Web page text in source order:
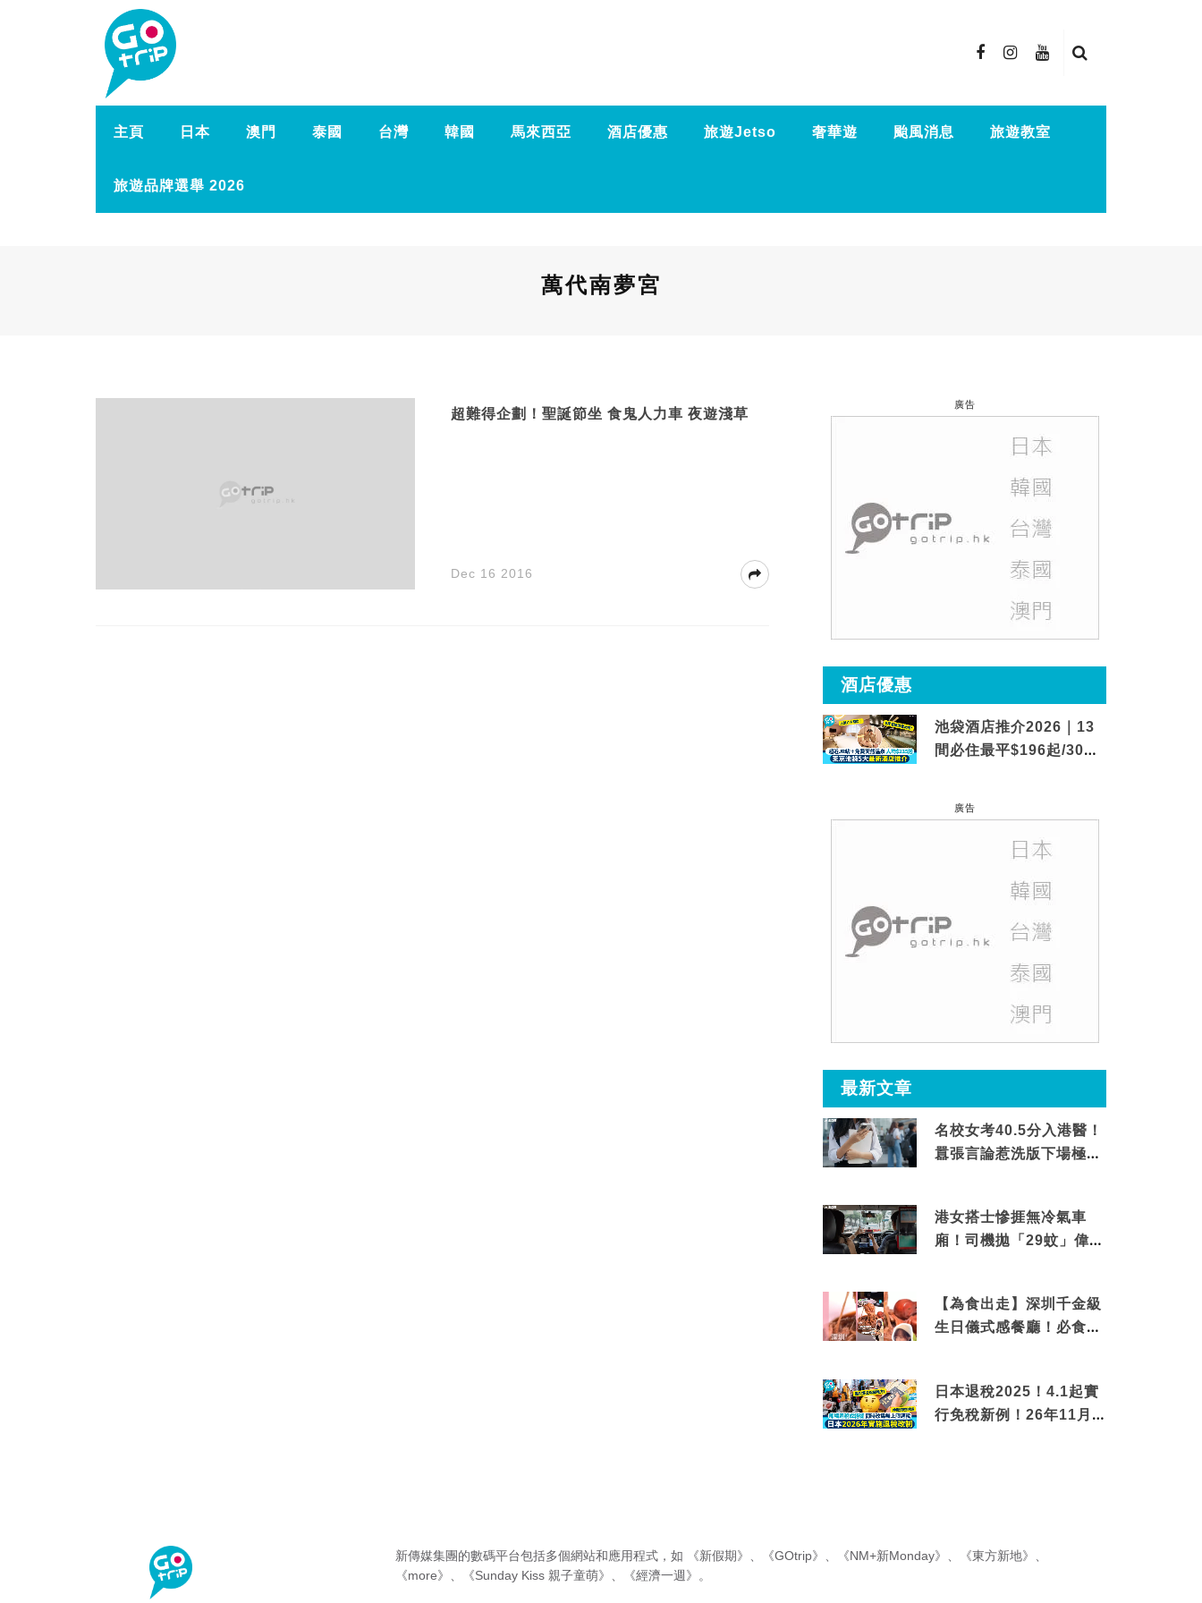
主頁 日本 澳門 泰國 台灣 韓國 馬來西亞 酒店優惠 旅遊Jetso 奢華遊 颱風消息 旅遊教室
旅遊品牌選舉 2026
萬代南夢宮
超難得企劃！聖誕節坐 食鬼人力車 夜遊淺草
Dec 16 2016
廣告
酒店優惠
池袋酒店推介2026｜13
間必住最平$196起/30秒
廣告
最新文章
名校女考40.5分入港醫！
囂張言論惹洗版下場極震
港女搭士慘捱無冷氣車
廂！司機拋「29蚊」偉論
【為食出走】深圳千金級
生日儀式感餐廳！必食失
日本退稅2025！4.1起實
行免稅新例！26年11月
新傳媒集團的數碼平台包括多個網站和應用程式，如 《新假期》 《GOtrip》 《NM+新Monday》 《東方新地》
《more》
《Sunday Kiss 親子童萌》 《經濟一週》 。